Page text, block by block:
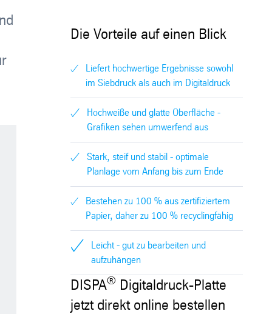
Die Vorteile auf einen Blick
Liefert hochwertige Ergebnisse sowohl
im Siebdruck als auch im Digitaldruck
Hochweiße und glatte Oberfläche -
Grafiken sehen umwerfend aus
Stark, steif und stabil - optimale
Planlage vom Anfang bis zum Ende
Bestehen zu 100 % aus zertifiziertem
Papier, daher zu 100 % recyclingfähig
Leicht - gut zu bearbeiten und
aufzuhängen
DISPA® Digitaldruck-Platte
jetzt direkt online bestellen